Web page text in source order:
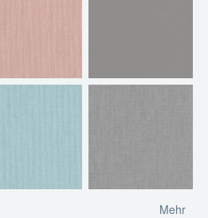
Mehr